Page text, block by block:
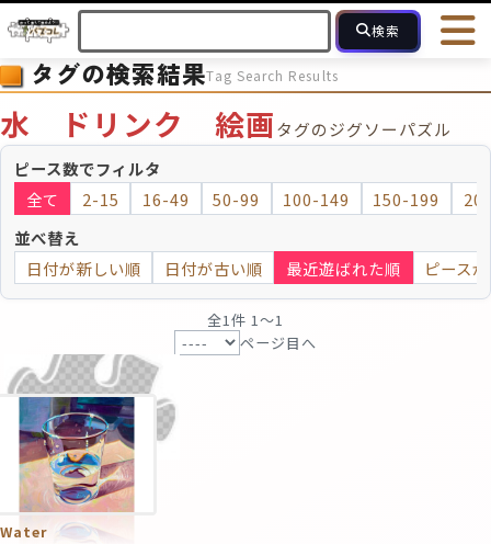
検索
HOME 会員登録
ヘルプ
お問合せ
最近投稿され
ピース数 2～15 16～49 50～99 100
モザイク モザイクのみ
タグの検索結果Tag Search Results
水 ドリンク 絵画タグのジグソーパズル
ピース数でフィルタ
全て
2-15 16-49 50-99 100-149 150-199
並べ替え
日付が新しい順
日付が古い順 最近遊ばれた順 ピース
全1件 1〜1
ページ目へ
Water